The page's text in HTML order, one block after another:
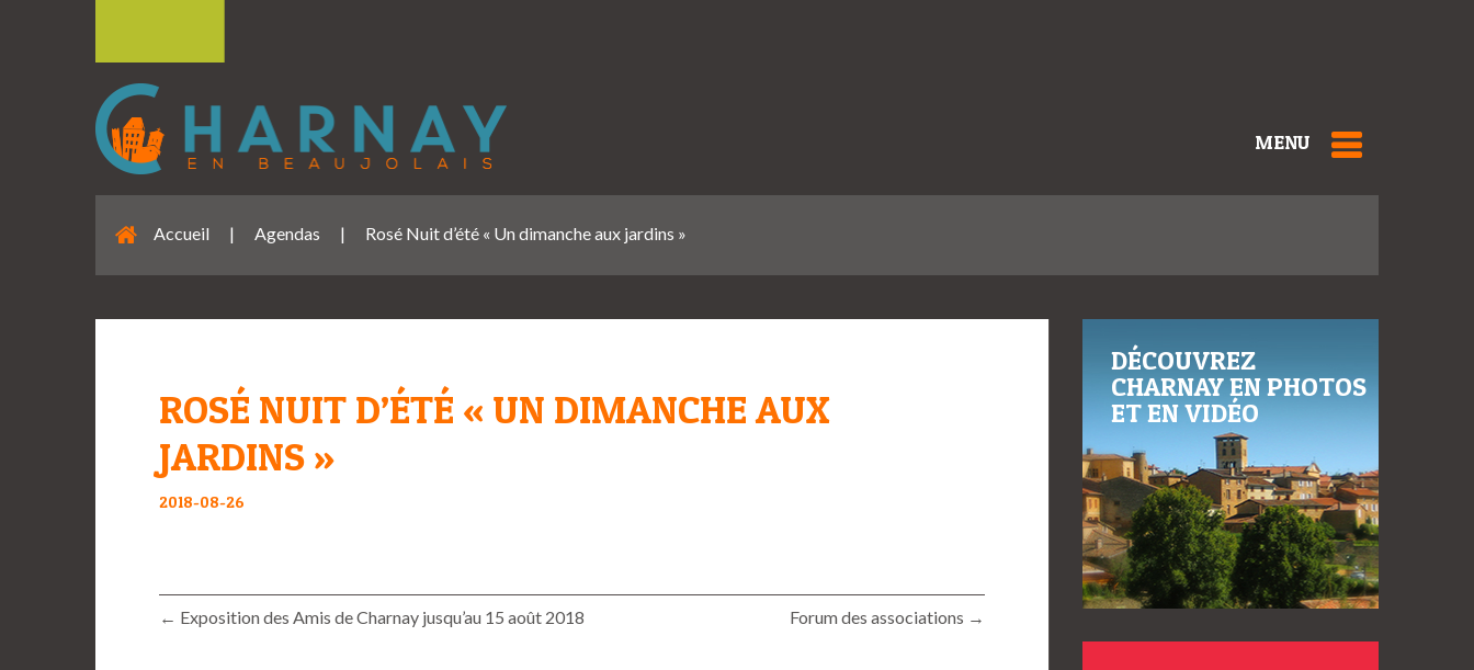
MENU
Accueil | Agendas | Rosé Nuit d’été « Un dimanche aux jardins »
ROSÉ NUIT D’ÉTÉ « UN DIMANCHE AUX
JARDINS »
2018-08-26
← Exposition des Amis de Charnay jusqu’au 15 août 2018 Forum des associations →
DÉCOUVREZ
CHARNAY EN PHOTOS
ET EN VIDÉO